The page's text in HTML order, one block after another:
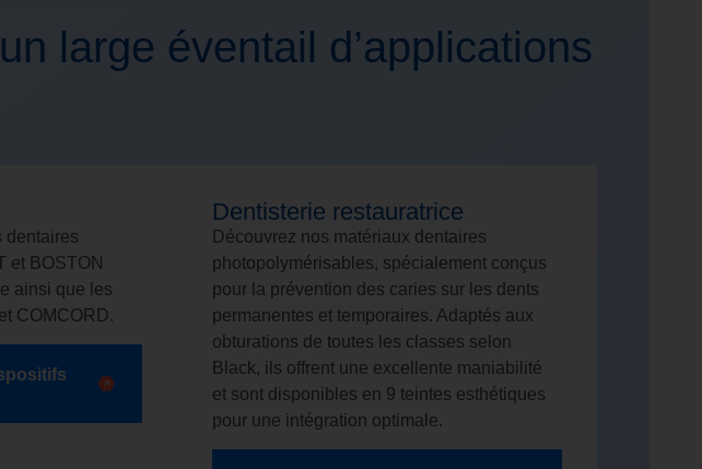
large éventail d’applications
dentaires
et BOSTON
ainsi que les
COMCORD.
Dentisterie restauratrice
Découvrez nos matériaux dentaires
photopolymérisables, spécialement conçus
pour la prévention des caries sur les dents
permanentes et temporaires. Adaptés aux
obturations de toutes les classes selon
Black, ils offrent une excellente maniabilité
et sont disponibles en 9 teintes esthétiques
pour une intégration optimale.